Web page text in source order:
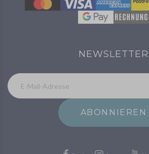
NEWSLETTER
ABONNIEREN